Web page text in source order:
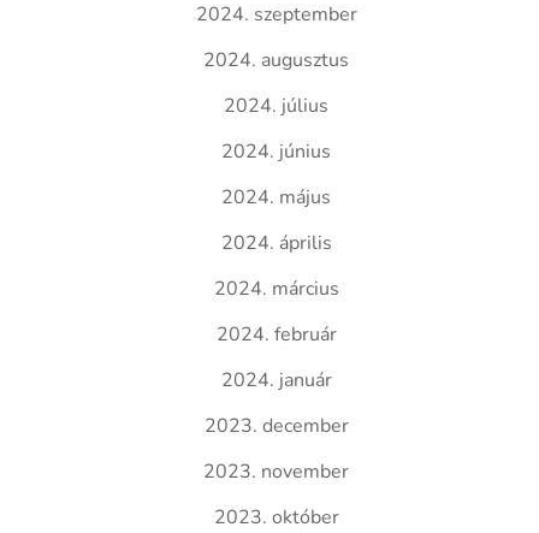
2024. szeptember
2024. augusztus
2024. július
2024. június
2024. május
2024. április
2024. március
2024. február
2024. január
2023. december
2023. november
2023. október